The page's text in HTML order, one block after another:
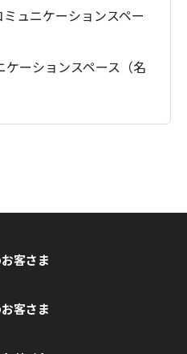
ュニケーションスペー
ーションスペース（名
客さま
客さま